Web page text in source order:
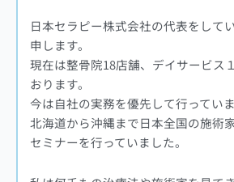
日本セラピー株式会社の代表をして
申します。
現在は整骨院18店舗、デイサービス
おります。
今は自社の実務を優先して行ってい
北海道から沖縄まで日本全国の施術
セミナーを行っていました。